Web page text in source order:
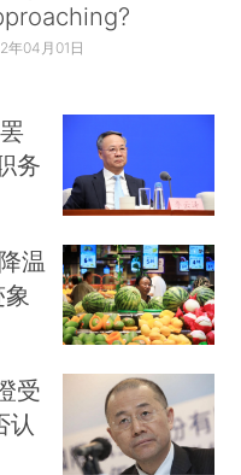
年04月01日
务
温
受
认